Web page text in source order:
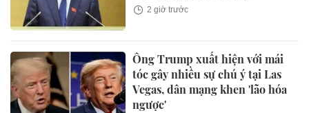
2 giờ trước
Ông Trump xuất hiện với mái
tóc gây nhiều sự chú ý tại Las
Vegas, dân mạng khen 'lão hóa
ngược'